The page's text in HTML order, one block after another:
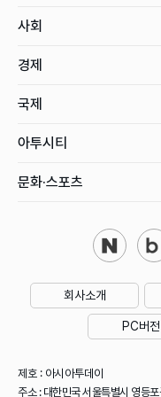
사회
경제
국제
아투시티
문화·스포츠
회사소개
PC버전
제호 : 아시아투데이
주소 : 대한민국 서울특별시 영등